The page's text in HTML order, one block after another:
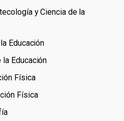
y Ciencia de la
Educación
Educación
Física
Física